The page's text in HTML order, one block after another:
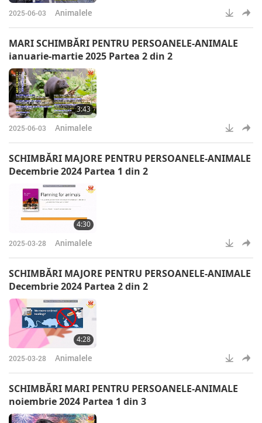
2025-06-03 Animalele
MARI SCHIMBĂRI PENTRU PERSOANELE-ANIMALE
ianuarie-martie 2025 Partea 2 din 2
3:43
2025-06-03 Animalele
SCHIMBĂRI MAJORE PENTRU PERSOANELE-ANIMALE
Decembrie 2024 Partea 1 din 2
4:30
2025-03-28 Animalele
SCHIMBĂRI MAJORE PENTRU PERSOANELE-ANIMALE
Decembrie 2024 Partea 2 din 2
4:28
2025-03-28 Animalele
SCHIMBĂRI MARI PENTRU PERSOANELE-ANIMALE
noiembrie 2024 Partea 1 din 3